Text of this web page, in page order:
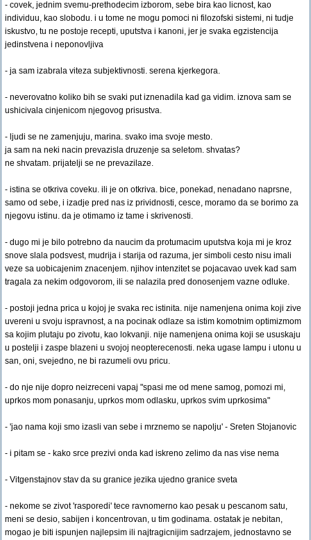
- covek, jednim svemu-prethodecim izborom, sebe bira kao licnost, kao
individuu, kao slobodu. i u tome ne mogu pomoci ni filozofski sistemi, ni tudje
iskustvo, tu ne postoje recepti, uputstva i kanoni, jer je svaka egzistencija
jedinstvena i neponovljiva
- ja sam izabrala viteza subjektivnosti. serena kjerkegora.
- neverovatno koliko bih se svaki put iznenadila kad ga vidim. iznova sam se
ushicivala cinjenicom njegovog prisustva.
- ljudi se ne zamenjuju, marina. svako ima svoje mesto.
ja sam na neki nacin prevazisla druzenje sa seletom. shvatas?
ne shvatam. prijatelji se ne prevazilaze.
- istina se otkriva coveku. ili je on otkriva. bice, ponekad, nenadano naprsne,
samo od sebe, i izadje pred nas iz prividnosti, cesce, moramo da se borimo za
njegovu istinu. da je otimamo iz tame i skrivenosti.
- dugo mi je bilo potrebno da naucim da protumacim uputstva koja mi je kroz
snove slala podsvest, mudrija i starija od razuma, jer simboli cesto nisu imali
veze sa uobicajenim znacenjem. njihov intenzitet se pojacavao uvek kad sam
tragala za nekim odgovorom, ili se nalazila pred donosenjem vazne odluke.
- postoji jedna prica u kojoj je svaka rec istinita. nije namenjena onima koji zive
uvereni u svoju ispravnost, a na pocinak odlaze sa istim komotnim optimizmom
sa kojim plutaju po zivotu, kao lokvanji. nije namenjena onima koji se ususkaju
u postelji i zaspe blazeni u svojoj neopterecenosti. neka ugase lampu i utonu u
san, oni, svejedno, ne bi razumeli ovu pricu.
- do nje nije dopro neizreceni vapaj "spasi me od mene samog, pomozi mi,
uprkos mom ponasanju, uprkos mom odlasku, uprkos svim uprkosima"
- 'jao nama koji smo izasli van sebe i mrznemo se napolju' - Sreten Stojanovic
- i pitam se - kako srce prezivi onda kad iskreno zelimo da nas vise nema
- Vitgenstajnov stav da su granice jezika ujedno granice sveta
- nekome se zivot 'rasporedi' tece ravnomerno kao pesak u pescanom satu,
meni se desio, sabijen i koncentrovan, u tim godinama. ostatak je nebitan,
mogao je biti ispunjen najlepsim ili najtragicnijim sadrzajem, jednostavno se